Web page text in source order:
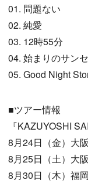
01. 問題ない
02. 純愛
03. 12時55分
04. 始まりのサン
05. Good Night
■ツアー情報
『KAZUYOSHI
8月24日（金）大
8月25日（土）大
8月30日（木）福